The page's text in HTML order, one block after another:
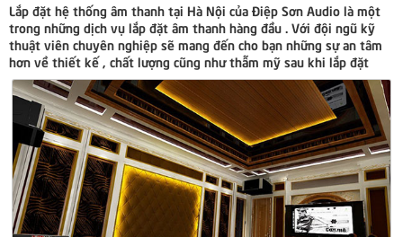
Lắp đặt hệ thống âm thanh tại Hà Nội của Điệp Sơn Audio là một
trong những dịch vụ lắp đặt âm thanh hàng đầu . Với đội ngũ kỹ
thuật viên chuyên nghiệp sẽ mang đến cho bạn những sự an tâm
hơn về thiết kế , chất lượng cũng như thẫm mỹ sau khi lắp đặt